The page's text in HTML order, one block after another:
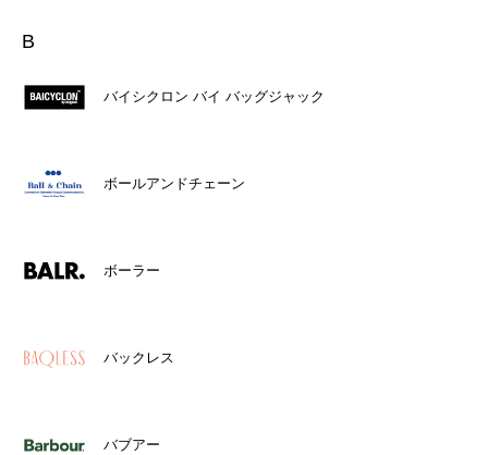
B
バイシクロン バイ バッグジャック
ボールアンドチェーン
ボーラー
バックレス
バブアー